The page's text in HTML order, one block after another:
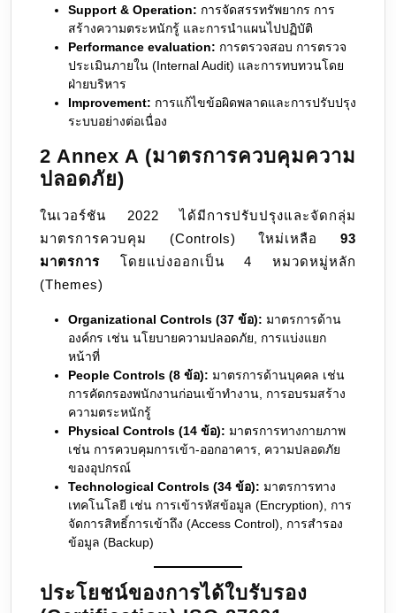
Support & Operation: การจัดสรรทรัพยากร การ
สร้างความตระหนักรู้ และการนำแผนไปปฏิบัติ
Performance evaluation: การตรวจสอบ การตรวจ
ประเมินภายใน (Internal Audit) และการทบทวนโดย
ฝ่ายบริหาร
Improvement: การแก้ไขข้อผิดพลาดและการปรับปรุง
ระบบอย่างต่อเนื่อง
2 Annex A (มาตรการควบคุมความ
ปลอดภัย)
ในเวอร์ชัน 2022 ได้มีการปรับปรุงและจัดกลุ่ม
มาตรการควบคุม (Controls) ใหม่เหลือ 93
มาตรการ โดยแบ่งออกเป็น 4 หมวดหมู่หลัก
(Themes)
Organizational Controls (37 ข้อ): มาตรการด้าน
องค์กร เช่น นโยบายความปลอดภัย, การแบ่งแยก
หน้าที่
People Controls (8 ข้อ): มาตรการด้านบุคคล เช่น
การคัดกรองพนักงานก่อนเข้าทำงาน, การอบรมสร้าง
ความตระหนักรู้
Physical Controls (14 ข้อ): มาตรการทางกายภาพ
เช่น การควบคุมการเข้า-ออกอาคาร, ความปลอดภัย
ของอุปกรณ์
Technological Controls (34 ข้อ): มาตรการทาง
เทคโนโลยี เช่น การเข้ารหัสข้อมูล (Encryption), การ
จัดการสิทธิ์การเข้าถึง (Access Control), การสำรอง
ข้อมูล (Backup)
ประโยชน์ของการได้ใบรับรอง